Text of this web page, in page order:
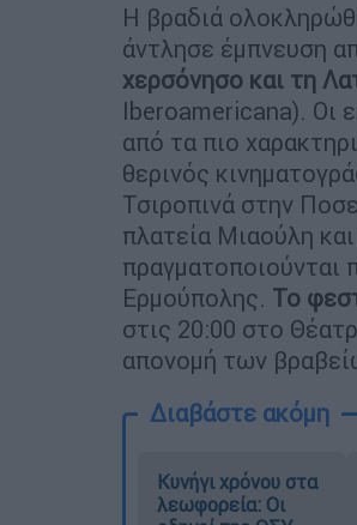
Η βραδιά
άντλησε έμπνευση
χερσόνησο και τη
Iberoamericana). Οι
από τα πιο
θερινός
Τσιροπινά στην
πλατεία Μιαούλη
πραγματοποιούνται
Ερμούπολης. Το
στις 20:00 στο
απονομή των
Διαβάστε ακόμη
Κυνήγι χρόνου στα
λεωφορεία: Οι